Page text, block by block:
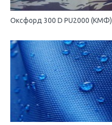
Оксфорд 300 D PU2000 (КМФ)